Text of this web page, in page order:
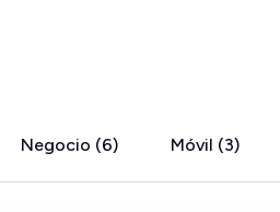
Negocio (6) Móvil (3)